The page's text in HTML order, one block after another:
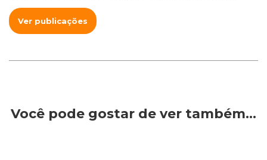
Ver publicações
Você pode gostar de ver também…